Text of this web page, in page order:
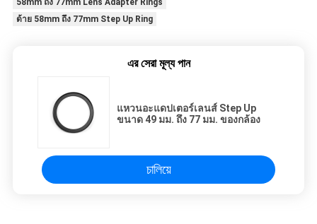
58mm ถึง 77mm Lens Adapter Rings
ด้าย 58mm ถึง 77mm Step Up Ring
এর সেরা মূল্য পান
แหวนอะแดปเตอร์เลนส์ Step Up
ขนาด 49 มม. ถึง 77 มม. ของกล้อง
চালিয়ে